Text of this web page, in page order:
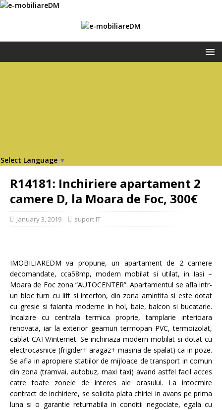
Select Language ▼
R14181: Inchiriere apartament 2
camere D, la Moara de Foc, 300€
January 3, 2019 suport IT
IMOBILIAREDM va propune, un apartament de 2 camere
decomandate, cca58mp, modern mobilat si utilat, in Iasi –
Moara de Foc zona “AUTOCENTER”. Apartamentul se afla intr-
un bloc turn cu lift si interfon, din zona amintita si este dotat
cu gresie si faianta moderne in hol, baie, balcon si bucatarie.
Incalzire cu centrala termica proprie, tamplarie interioara
renovata, iar la exterior geamuri termopan PVC, termoizolat,
cablat CATV/internet. Se inchiriaza modern mobilat si dotat cu
electrocasnice (frigider+ aragaz+ masina de spalat) ca in poze.
Se afla in apropiere statiilor de mijloace de transport in comun
din zona (tramvai, autobuz, maxi taxi) avand astfel facil acces
catre toate zonele de interes ale orasului. La intocmire
contract de inchiriere, se solicita plata chiriei in avans pe prima
luna si o garantie returnabila in conditii negociate, egala cu